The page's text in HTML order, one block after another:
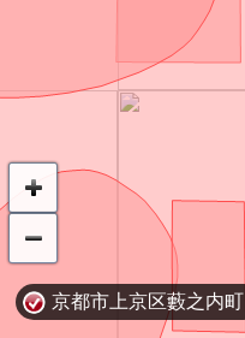
京都市上京区藪之内町